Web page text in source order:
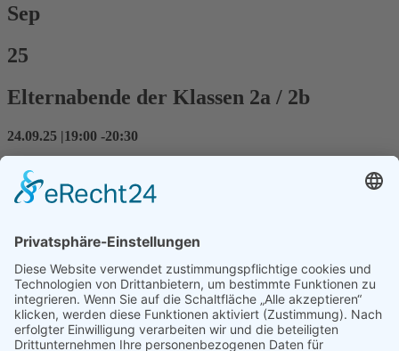
Sep
25
Elternabende der Klassen 2a / 2b
24.09.25 |19:00 -20:30
Veranstaltungsort
Hans-Thoma-Schule Gaggenau
Schulstraße 3
Gaggenau
Termine
Hans-Thoma-Schule Gaggenau